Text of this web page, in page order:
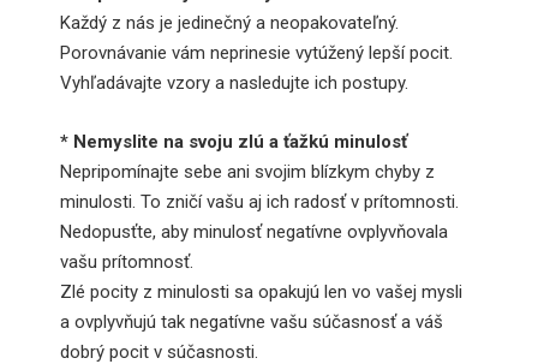
Každý z nás je jedinečný a neopakovateľný.
Porovnávanie vám neprinesie vytúžený lepší pocit.
Vyhľadávajte vzory a nasledujte ich postupy.
* Nemyslite na svoju zlú a ťažkú minulosť
Nepripomínajte sebe ani svojim blízkym chyby z
minulosti. To zničí vašu aj ich radosť v prítomnosti.
Nedopusťte, aby minulosť negatívne ovplyvňovala
vašu prítomnosť.
Zlé pocity z minulosti sa opakujú len vo vašej mysli
a ovplyvňujú tak negatívne vašu súčasnosť a váš
dobrý pocit v súčasnosti.